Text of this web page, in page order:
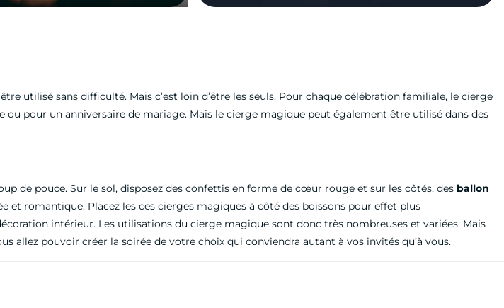
utilisé sans difficulté. Mais c’est loin d’être les seuls. Pour chaque célébration familiale, le cierge
pour un anniversaire de mariage. Mais le cierge magique peut également être utilisé dans des
de pouce. Sur le sol, disposez des confettis en forme de cœur rouge et sur les côtés, des ballon
romantique. Placez les ces cierges magiques à côté des boissons pour effet plus
intérieur. Les utilisations du cierge magique sont donc très nombreuses et variées. Mais
allez pouvoir créer la soirée de votre choix qui conviendra autant à vos invités qu’à vous.